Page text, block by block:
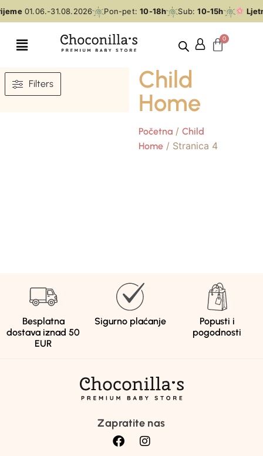
01.06.-31.08.2026 Pon-pet: 10-18h Sub: 10-15h
Filters
Child
Home
Početna/ Child
Home/ Stranica 4
Besplatna
dostava iznad 50
EUR
Sigurno plaćanje
Popusti i
pogodnosti
Zapratite nas